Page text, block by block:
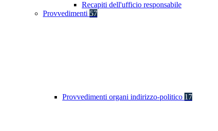
Recapiti dell'ufficio responsabile
Provvedimenti 57
Provvedimenti organi indirizzo-politico 17